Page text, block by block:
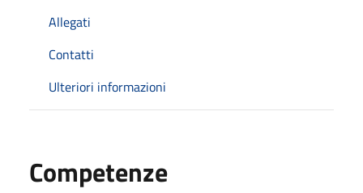
Allegati
Contatti
Ulteriori informazioni
Competenze